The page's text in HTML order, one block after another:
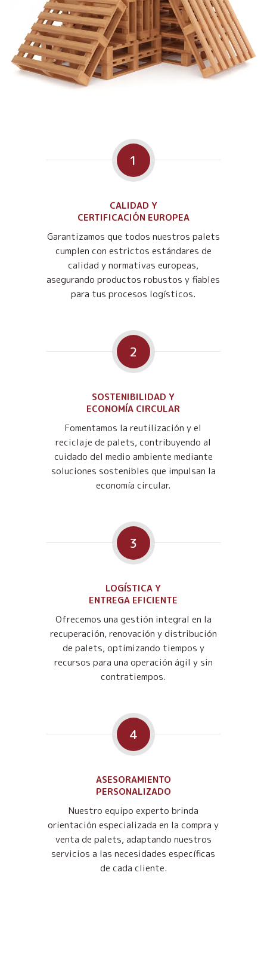
1
CALIDAD Y
CERTIFICACIÓN EUROPEA
Garantizamos que todos nuestros palets
cumplen con estrictos estándares de
calidad y normativas europeas,
asegurando productos robustos y fiables
para tus procesos logísticos.
2
SOSTENIBILIDAD Y
ECONOMÍA CIRCULAR
Fomentamos la reutilización y el
reciclaje de palets, contribuyendo al
cuidado del medio ambiente mediante
soluciones sostenibles que impulsan la
economía circular.
3
LOGÍSTICA Y
ENTREGA EFICIENTE
Ofrecemos una gestión integral en la
recuperación, renovación y distribución
de palets, optimizando tiempos y
recursos para una operación ágil y sin
contratiempos.
4
ASESORAMIENTO
PERSONALIZADO
Nuestro equipo experto brinda
orientación especializada en la compra y
venta de palets, adaptando nuestros
servicios a las necesidades específicas
de cada cliente.